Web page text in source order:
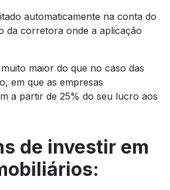
automaticamente na conta do
da corretora onde a aplicação
maior do que no caso das
em que as empresas
a partir de 25% do seu lucro aos
de investir em